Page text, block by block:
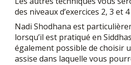
des niveaux d’exercices 2, 3 et 4
Nadi Shodhana est
lorsqu’il est pratiqué en
également possible de choisir
assise dans laquelle vous